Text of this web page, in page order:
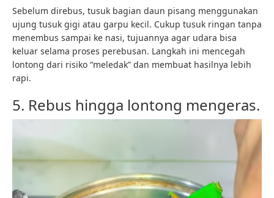
Sebelum direbus, tusuk bagian daun pisang menggunakan
ujung tusuk gigi atau garpu kecil. Cukup tusuk ringan tanpa
menembus sampai ke nasi, tujuannya agar udara bisa
keluar selama proses perebusan. Langkah ini mencegah
lontong dari risiko “meledak” dan membuat hasilnya lebih
rapi.
5. Rebus hingga lontong mengeras.